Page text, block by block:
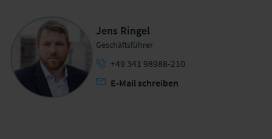
Jens Ringel
Geschäftsführer
+49 341 98988-210
E-Mail schreiben